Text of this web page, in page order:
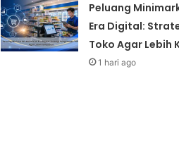
Peluang
Era Digital:
Toko Agar Lebih
1 hari ago